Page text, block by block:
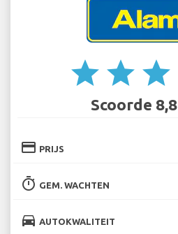
star star star
Scoorde
credit_card PRIJS
timer GEM. WACHTEN
directions_car AUTOKWALITEIT